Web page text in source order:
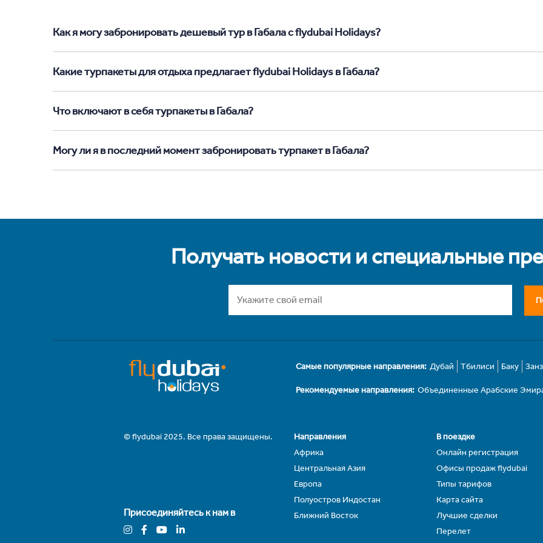
Как я могу забронировать дешевый тур в Габала с flydubai Holidays?
Какие турпакеты для отдыха предлагает flydubai Holidays в Габала?
Что включают в себя турпакеты в Габала?
Могу ли я в последний момент забронировать турпакет в Габала?
Получать новости и специальные
Самые популярные направления: Дубай Тбилиси Баку
Рекомендуемые направления: Объединенные Арабские
© flydubai 2025. Все права защищены.
Присоединяйтесь к нам в
Направления
Африка
Центральная Азия
Европа
Полуостров Индостан
Ближний Восток
В поездке
Онлайн регистрация
Офисы продаж flydubai
Типы тарифов
Карта сайта
Лучшие сделки
Перелет